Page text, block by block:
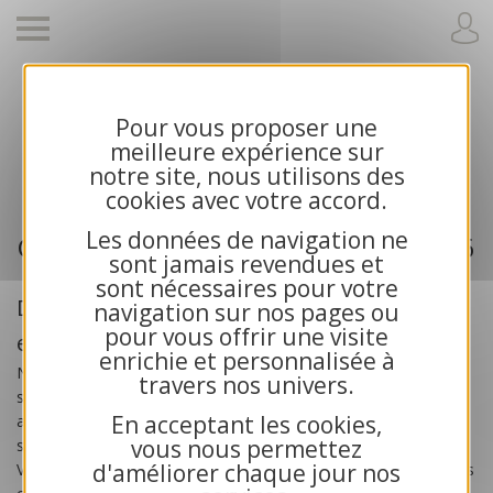
Pour vous proposer une
meilleure expérience sur
notre site, nous utilisons des
cookies avec votre accord.
Les données de navigation ne
sont jamais revendues et
sont nécessaires pour votre
navigation sur nos pages ou
pour vous offrir une visite
enrichie et personnalisée à
travers nos univers.
En acceptant les cookies,
vous nous permettez
d'améliorer chaque jour nos
Cartes de voeux 2026 et calendriers pour
entreprises
Cartes de voeux professionnelle 2026
Des cartes de voeux créées pour les
entreprises
Nos cartes de voeux professionnelles 2026sont
spécialement créées pour les entreprises, les artisans, les
associations et les collectivités publiques. Toutes nos cartes
sont exclusives et bénéficient d’une impression haute qualité.
Vous recherchez des cartes de voeux solidaires ? Choisissez nos